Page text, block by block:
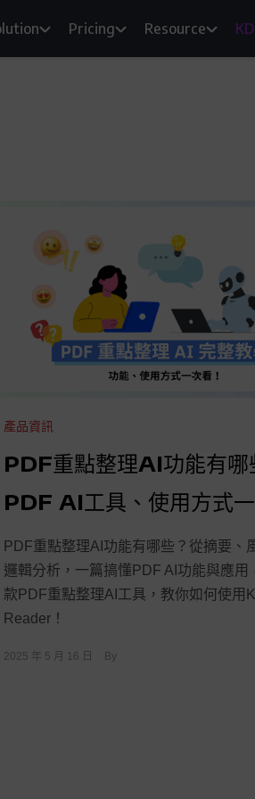
Pricing Resource
產品資訊
PDF重點整理AI功能有哪
PDF AI工具、使用方式一
PDF重點整理AI功能有哪些？從摘要、
邏輯分析，一篇搞懂PDF AI功能與應用
款PDF重點整理AI工具，教你如何使用
Reader！
2025 年 5 月 16 日 By